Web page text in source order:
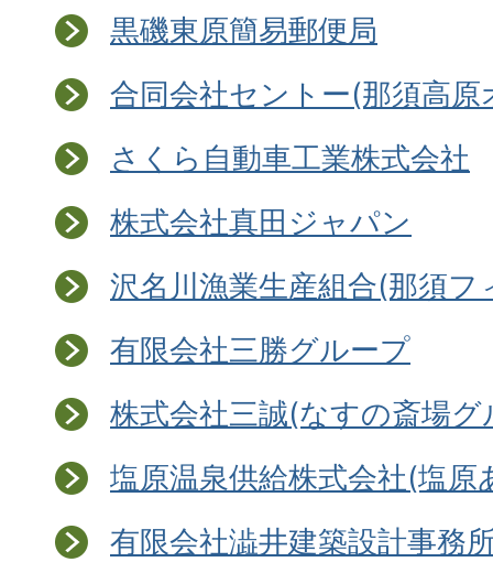
黒磯東原簡易郵便局
合同会社セントー(那須高
さくら自動車工業株式会社
株式会社真田ジャパン
沢名川漁業生産組合(那須
有限会社三勝グループ
株式会社三誠(なすの斎場グ
塩原温泉供給株式会社(塩原
有限会社澁井建築設計事務